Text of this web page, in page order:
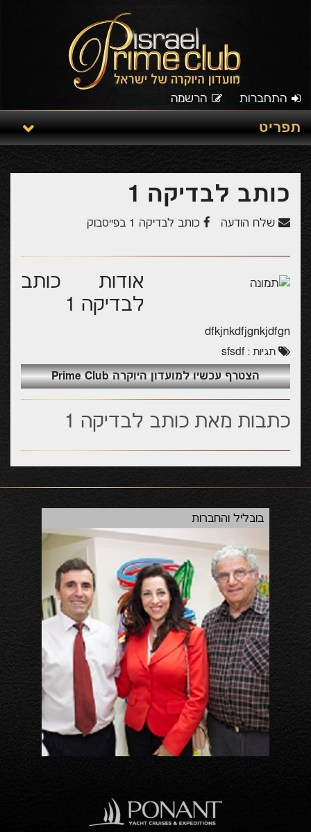
התחברות הרשמה
תפריט
כותב לבדיקה 1
שלח הודעה כותב לבדיקה 1 בפייסבוק
אודות כותב
לבדיקה 1
dfkjnkdfjgnkjdfgn
תגיות : sfsdf
הצטרף עכשיו למועדון היוקרה Prime Club
כתבות מאת כותב לבדיקה 1
בובליל והחברות